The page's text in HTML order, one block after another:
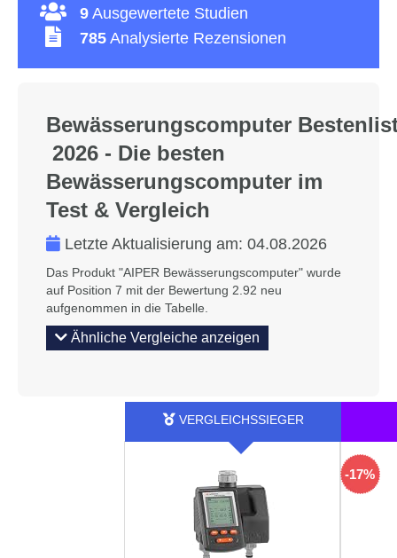
9 Ausgewertete Studien
785 Analysierte Rezensionen
Bewässerungscomputer
2026 - Die besten
Bewässerungscomputer im
Test & Vergleich
Letzte Aktualisierung am: 04.08.2026
Das Produkt "AIPER Bewässerungscomputer" wurde
auf Position 7 mit der Bewertung 2.92 neu
aufgenommen in die Tabelle.
Ähnliche Vergleiche anzeigen
-17%